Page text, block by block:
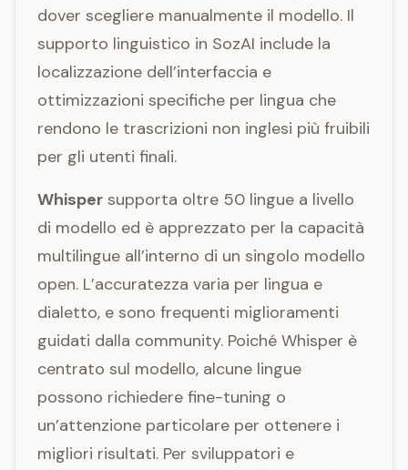
dover scegliere manualmente il modello. Il
supporto linguistico in SozAI include la
localizzazione dell’interfaccia e
ottimizzazioni specifiche per lingua che
rendono le trascrizioni non inglesi più fruibili
per gli utenti finali.
Whisper supporta oltre 50 lingue a livello
di modello ed è apprezzato per la capacità
multilingue all’interno di un singolo modello
open. L’accuratezza varia per lingua e
dialetto, e sono frequenti miglioramenti
guidati dalla community. Poiché Whisper è
centrato sul modello, alcune lingue
possono richiedere fine-tuning o
un’attenzione particolare per ottenere i
migliori risultati. Per sviluppatori e